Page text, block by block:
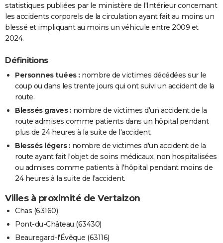
statistiques publiées par le ministère de l'Intérieur concernant
les accidents corporels de la circulation ayant fait au moins un
blessé et impliquant au moins un véhicule entre 2009 et
2024.
Définitions
Personnes tuées : nombre de victimes décédées sur le
coup ou dans les trente jours qui ont suivi un accident de la
route.
Blessés graves : nombre de victimes d'un accident de la
route admises comme patients dans un hôpital pendant
plus de 24 heures à la suite de l'accident.
Blessés légers : nombre de victimes d'un accident de la
route ayant fait l'objet de soins médicaux, non hospitalisées
ou admises comme patients à l'hôpital pendant moins de
24 heures à la suite de l'accident.
Villes à proximité de Vertaizon
Chas (63160)
Pont-du-Château (63430)
Beauregard-l'Évêque (63116)